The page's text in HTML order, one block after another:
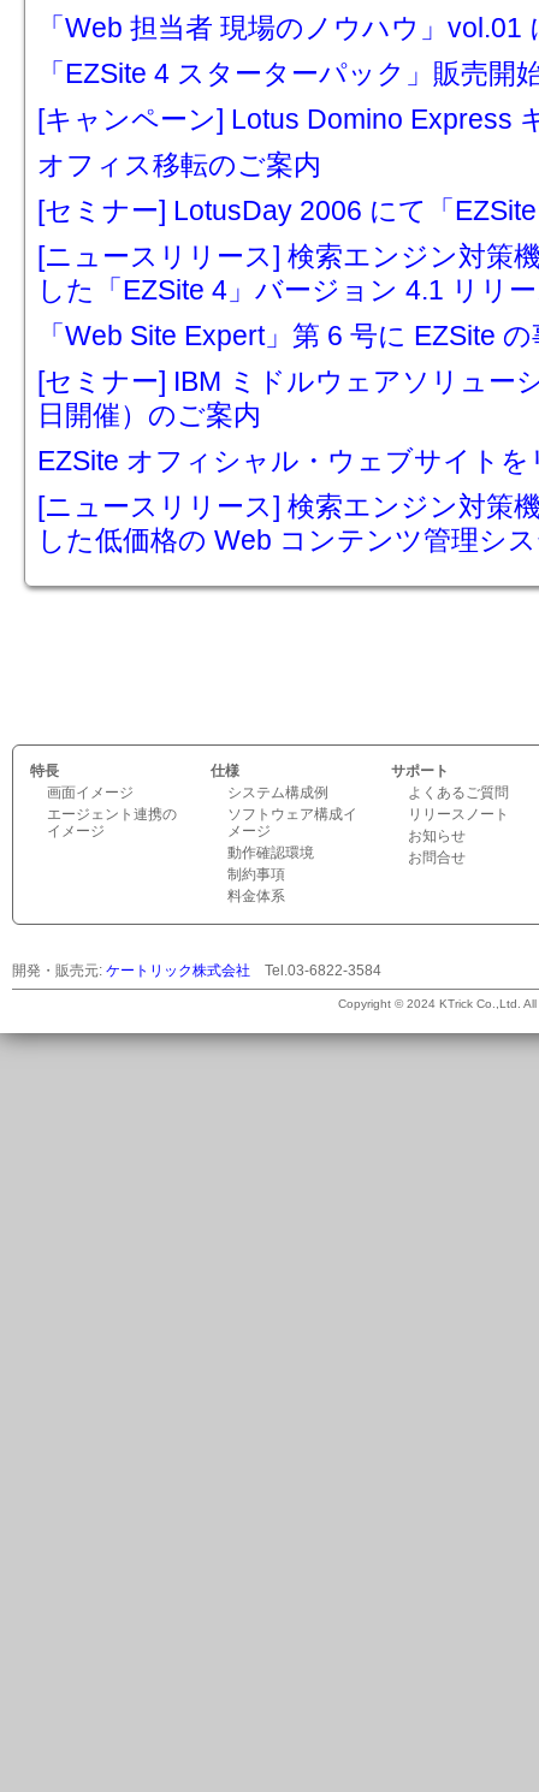
「Web 担当者 現場のノウハウ」
「EZSite 4 スターターパック」販売開
[キャンペーン] Lotus Domino Express
オフィス移転のご案内
[セミナー] LotusDay 2006 にて「
[ニュースリリース] 検索エンジン対策
した「EZSite 4」バージョン 4.1 リリ
「Web Site Expert」第 6 号に EZSite
[セミナー] IBM ミドルウェアソリュー
日開催）のご案内
EZSite オフィシャル・ウェブサイト
[ニュースリリース] 検索エンジン対策
した低価格の Web コンテンツ管理シ
ケ
ー
特長
画面イメージ
エージェント連携の
イメージ
仕様
システム構成例
ソフトウェア構成イ
メージ
動作確認環境
制約事項
料金体系
サポート
よくあるご質問
リリースノート
お知らせ
お問合せ
開発・販売元: ケートリック株式会社 Tel.03-6822-3584
Copyright © 2024 KTrick Co.,Ltd.